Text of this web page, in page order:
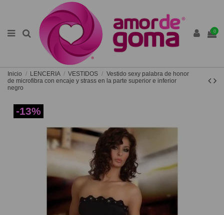
0
Inicio LENCERIA VESTIDOS
Vestido sexy palabra de honor
de microfibra con encaje y strass en la parte superior e inferior
negro
-13%